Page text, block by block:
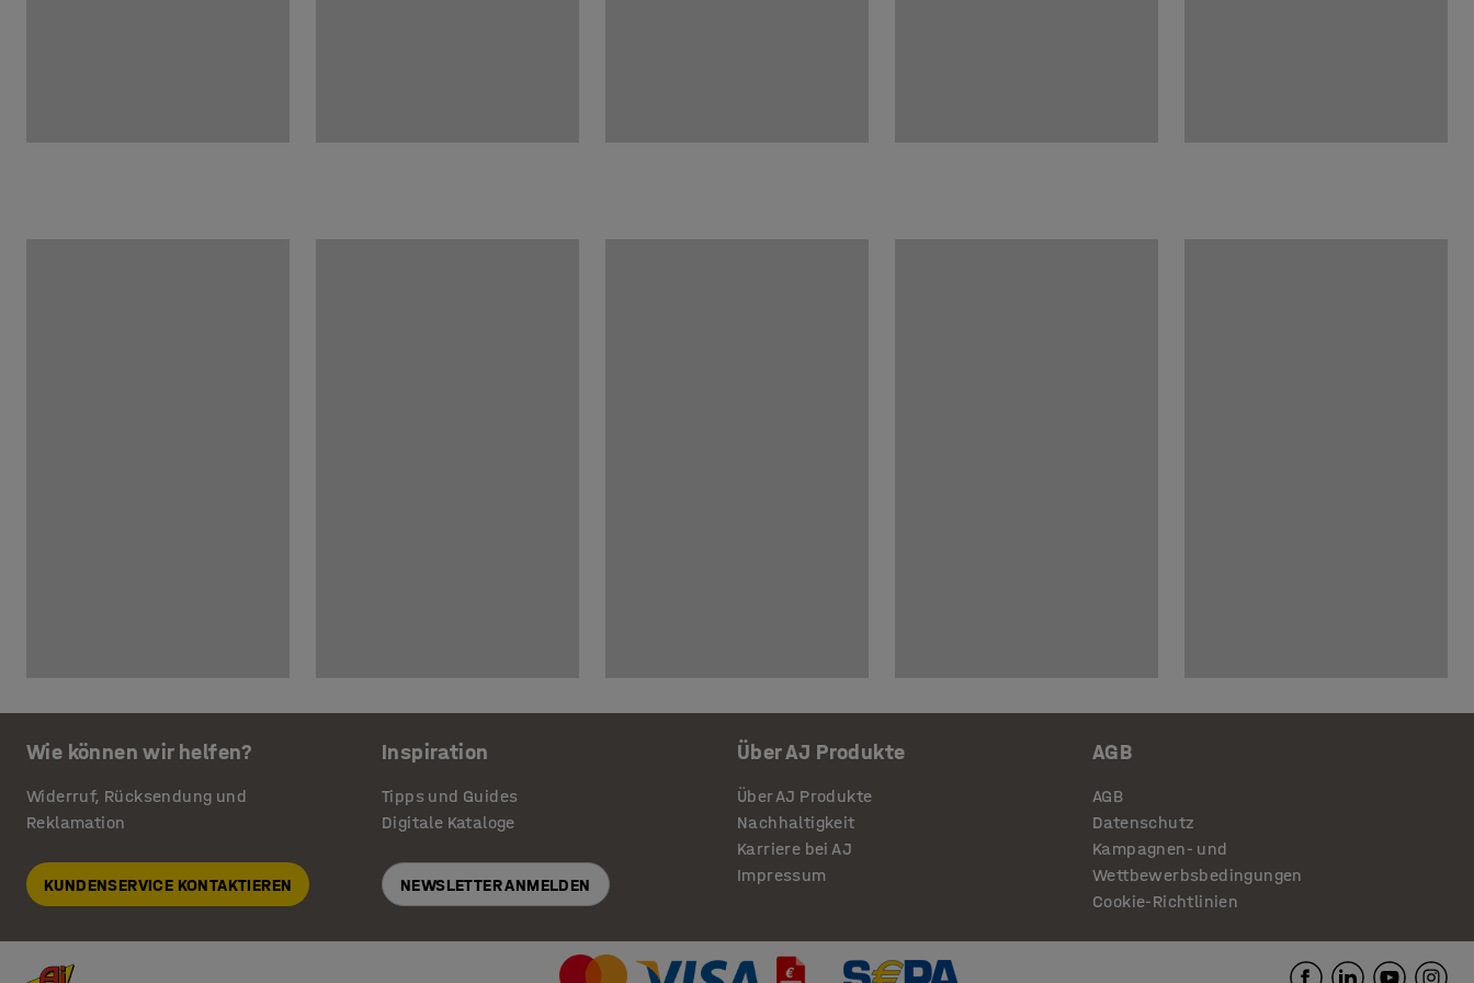
Wie können wir helfen?
Widerruf, Rücksendung und
Reklamation
KUNDENSERVICE KONTAKTIEREN
Inspiration
Tipps und Guides
Digitale Kataloge
NEWSLETTER ANMELDEN
Über AJ Produkte
Über AJ Produkte
Nachhaltigkeit
Karriere bei AJ
Impressum
AGB
AGB
Datenschutz
Kampagnen- und
Wettbewerbsbedingungen
Cookie-Richtlinien